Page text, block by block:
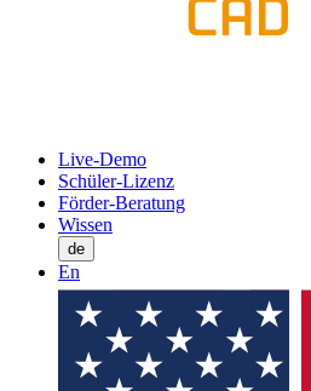
Live-Demo
Schüler-Lizenz
Förder-Beratung
Wissen
de
En